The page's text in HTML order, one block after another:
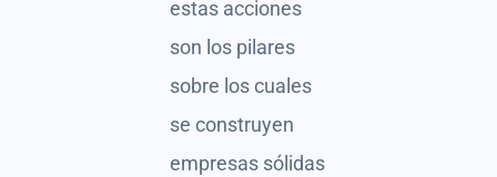
estas acciones
son los pilares
sobre los cuales
se construyen
empresas sólidas